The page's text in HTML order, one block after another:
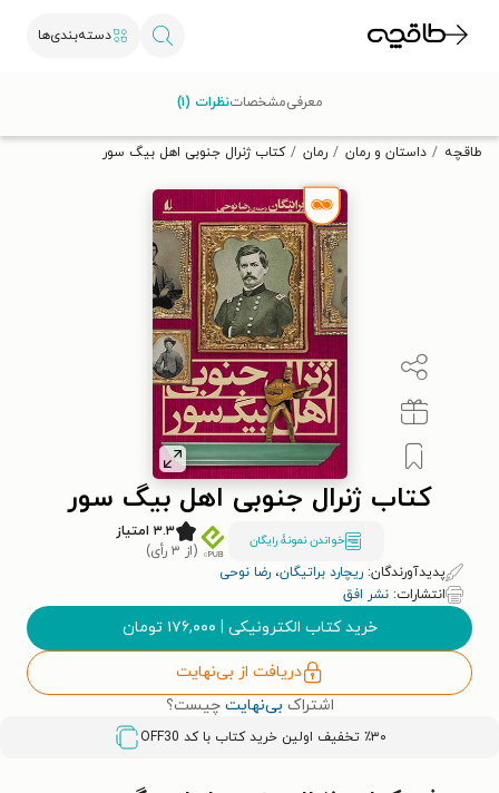
دسته‌بندی‌ها
تخفیف از طاقچه دریافت کن.
طاقچه داستان و رمان رمان کتاب ژنرال جنوبی اهل بیگ سور
کتاب ژنرال جنوبی اهل بیگ سور
خواندن نمونۀ رایگان
۳.۳ امتیاز
(از ۳ رأی)
پدیدآورندگان: ریچارد براتیگان، رضا نوحی
انتشارات: نشر افق
خرید کتاب الکترونیکی | ۱۷۶,۰۰۰ تومان
دریافت از بی‌نهایت
اشتراک بی‌نهایت چیست؟
٪۳۰ تخفیف اولین خرید کتاب با کد OFF30
معرفیمشخصاتنظرات (۱)